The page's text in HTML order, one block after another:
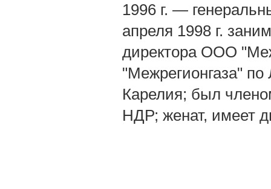
1996 г. —
апреля 1998 г.
директора ООО
"Межрегионгаза" по
Карелия; был
НДР; женат, имеет